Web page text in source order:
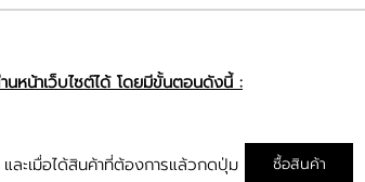
นหน้าเว็บไซต์ได้ โดยมีขั้นตอนดังนี้ :
ละเมื่อได้สินค้าที่ต้องการแล้วกดปุ่ม ซื้อสินค้า